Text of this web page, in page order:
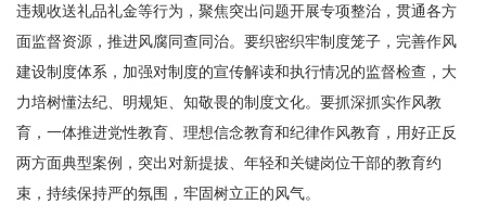
违规收送礼品礼金等行为，聚焦突出问题开展专项整治，贯通各方
面监督资源，推进风腐同查同治。要织密织牢制度笼子，完善作风
建设制度体系，加强对制度的宣传解读和执行情况的监督检查，大
力培树懂法纪、明规矩、知敬畏的制度文化。要抓深抓实作风教
育，一体推进党性教育、理想信念教育和纪律作风教育，用好正反
两方面典型案例，突出对新提拔、年轻和关键岗位干部的教育约
束，持续保持严的氛围，牢固树立正的风气。